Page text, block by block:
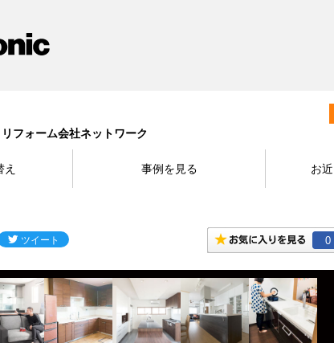
フォーム会社ネットワーク
え 事例を見る お
0